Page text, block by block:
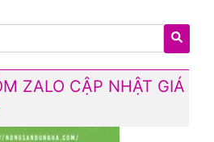
ZALO CẬP NHẬT GIÁ